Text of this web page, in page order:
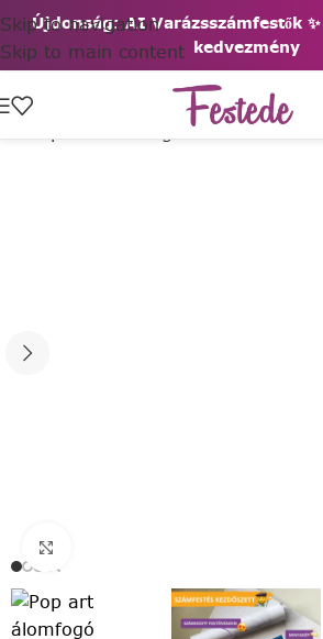
Újdonság: AI Varázsszámfestők
kedvezmény
Skip to navigation
Skip to main content